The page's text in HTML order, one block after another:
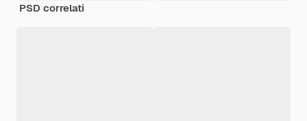
PSD correlati